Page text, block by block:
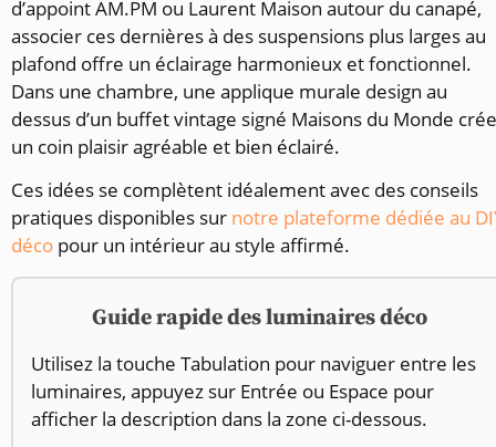
d’appoint AM.PM ou Laurent Maison autour du canapé,
associer ces dernières à des suspensions plus larges au
plafond offre un éclairage harmonieux et fonctionnel.
Dans une chambre, une applique murale design au
dessus d’un buffet vintage signé Maisons du Monde crée
un coin plaisir agréable et bien éclairé.
Ces idées se complètent idéalement avec des conseils
pratiques disponibles sur notre plateforme dédiée au
déco pour un intérieur au style affirmé.
Guide rapide des luminaires déco
Utilisez la touche Tabulation pour naviguer entre les
luminaires, appuyez sur Entrée ou Espace pour
afficher la description dans la zone ci-dessous.